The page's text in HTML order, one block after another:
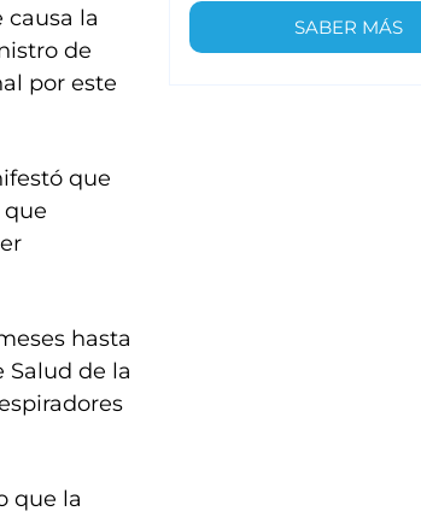
causa la
de
por este
que
que
hasta
de la
que la
SABER MÁS